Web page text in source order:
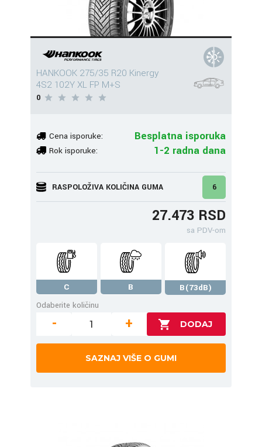
HANKOOK 275/35 R20 Kinergy
4S2 102Y XL FP M+S
0
Cena isporuke: Besplatna isporuka
Rok isporuke: 1-2 radna dana
RASPOLOŽIVA KOLIČINA GUMA 6
27.473 RSD
sa PDV-om
C B
B(73dB)
Odaberite količinu
- +
SAZNAJ VIŠE O GUMI